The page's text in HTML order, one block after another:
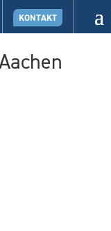
KONTAKT